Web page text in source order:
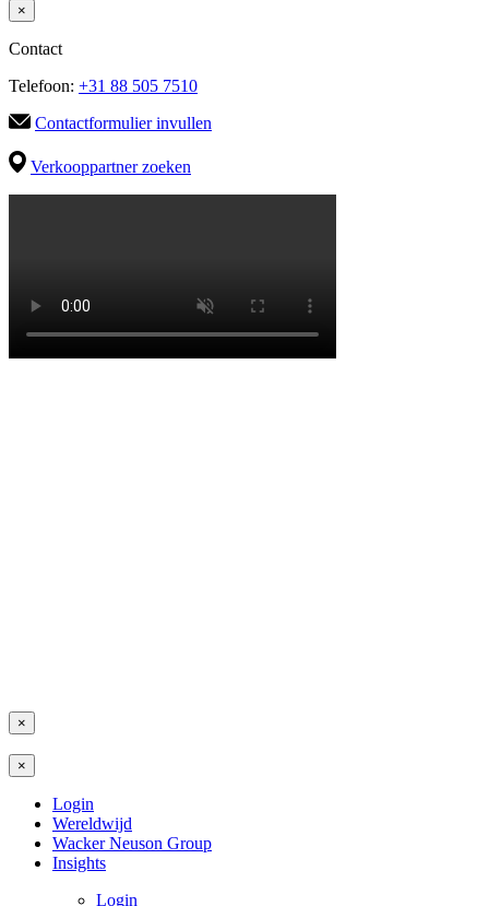
×
Contact
Telefoon: +31 88 505 7510
Contactformulier invullen
Verkooppartner zoeken
×
×
Login
Wereldwijd
Wacker Neuson Group
Insights
Login